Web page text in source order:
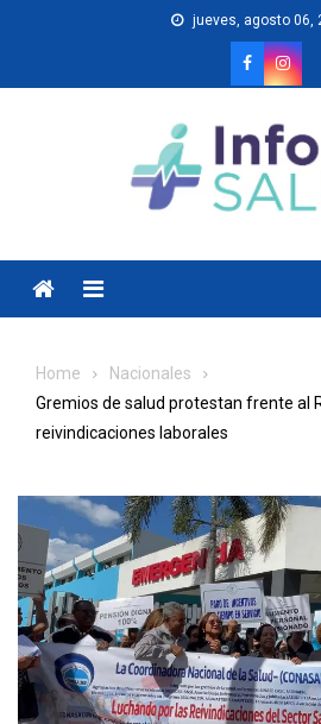
jueves, agosto 06,
Menu
Home
Nacionales
Gremios de salud protestan frente al
reivindicaciones laborales